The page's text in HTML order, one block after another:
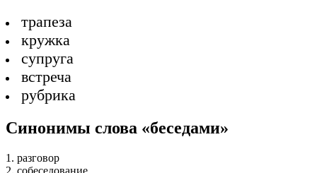
трапеза
кружка
супруга
встреча
рубрика
Синонимы слова «беседами»
1. разговор